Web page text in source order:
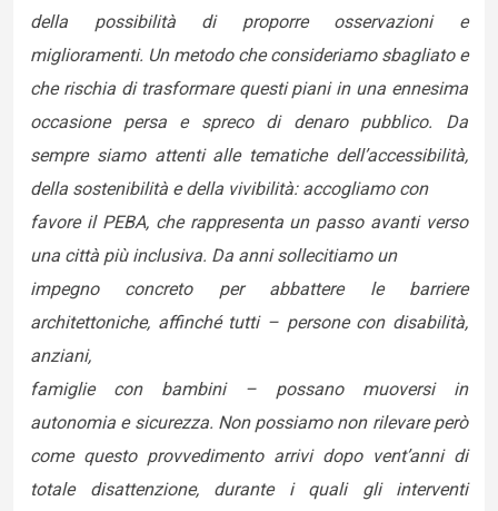
della possibilità di proporre osservazioni e
miglioramenti. Un metodo che consideriamo sbagliato e
che rischia di trasformare questi piani in una ennesima
occasione persa e spreco di denaro pubblico. Da
sempre siamo attenti alle tematiche dell’accessibilità,
della sostenibilità e della vivibilità: accogliamo con
favore il PEBA, che rappresenta un passo avanti verso
una città più inclusiva. Da anni sollecitiamo un
impegno concreto per abbattere le barriere
architettoniche, affinché tutti – persone con disabilità,
anziani,
famiglie con bambini – possano muoversi in
autonomia e sicurezza. Non possiamo non rilevare però
come questo provvedimento arrivi dopo vent’anni di
totale disattenzione, durante i quali gli interventi